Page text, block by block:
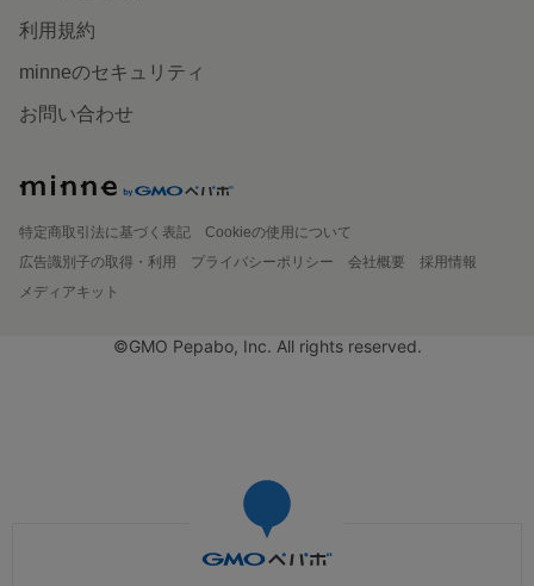
利用規約
minneのセキュリティ
お問い合わせ
特定商取引法に基づく表記
Cookieの使用について
広告識別子の取得・利用
プライバシーポリシー 会社概要
採用情報
メディアキット
©GMO Pepabo, Inc. All rights reserved.